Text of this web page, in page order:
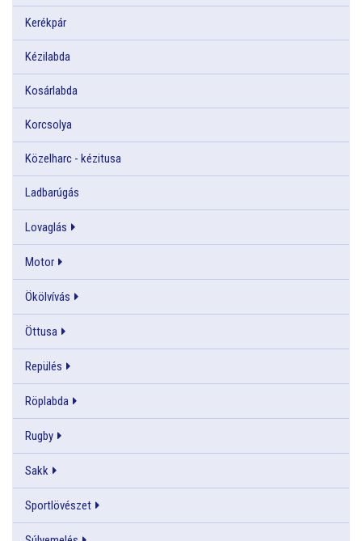
Kerékpár
Kézilabda
Kosárlabda
Korcsolya
Közelharc - kézitusa
Ladbarúgás
Lovaglás
Motor
Ökölvívás
Öttusa
Repülés
Röplabda
Rugby
Sakk
Sportlövészet